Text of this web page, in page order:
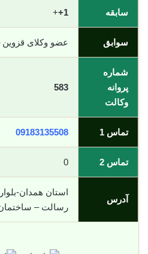
سابقه 1+
+
سوابق عضو وکلای
شماره
پروانه
وکالت
583
تماس 1 09183135508
تماس 2 0
آدرس
استان همدان-
رسالت –